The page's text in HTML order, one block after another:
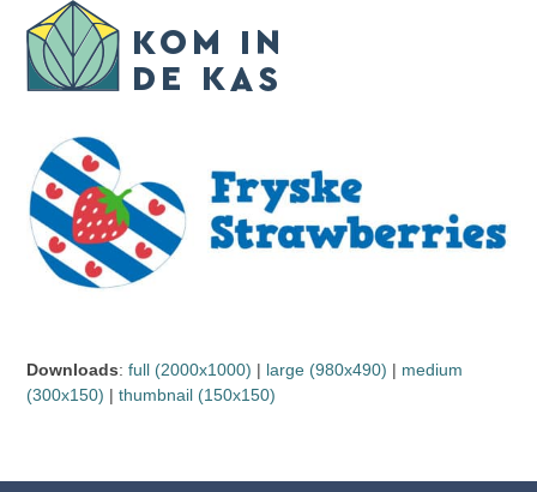
content
Open
mobile
menu
Close
mobile
menu
Downloads:full (2000x1000) | large (980x490) | medium
(300x150) |thumbnail (150x150)